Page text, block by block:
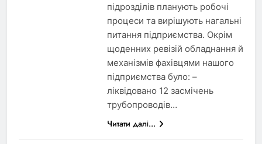
підрозділів планують робочі
процеси та вирішують нагальні
питання підприємства. Окрім
щоденних ревізій обладнання й
механізмів фахівцями нашого
підприємства було: –
ліквідовано 12 засмічень
трубопроводів…
Читати далі...